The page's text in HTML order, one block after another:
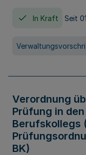
In Kraft Seit
Verordnung
Prüfung in
Berufskollegs
BK)